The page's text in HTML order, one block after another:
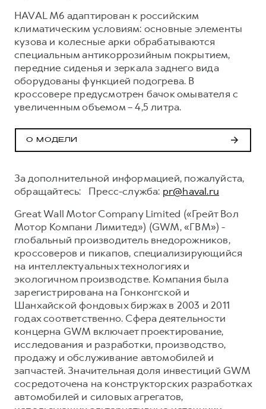
HAVAL M6 адаптирован к российским
климатическим условиям: основные элементы
кузова и колесные арки обрабатываются
специальным антикоррозийным покрытием,
передние сиденья и зеркала заднего вида
оборудованы функцией подогрева. В
кроссовере предусмотрен бачок омывателя с
увеличенным объемом – 4,5 литра.
О МОДЕЛИ
За дополнительной информацией, пожалуйста,
обращайтесь: Пресс-служба: pr@haval.ru
Great Wall Motor Company Limited («Грейт Вол
Мотор Компани Лимитед») (GWM, «ГВМ») -
глобальный производитель внедорожников,
кроссоверов и пикапов, специализирующийся
на интеллектуальных технологиях и
экологичном производстве. Компания была
зарегистрирована на Гонконгской и
Шанхайской фондовых биржах в 2003 и 2011
годах соответственно. Сфера деятельности
концерна GWM включает проектирование,
исследования и разработки, производство,
продажу и обслуживание автомобилей и
запчастей. Значительная доля инвестиций GWM
сосредоточена на конструкторских разработках
автомобилей и силовых агрегатов,